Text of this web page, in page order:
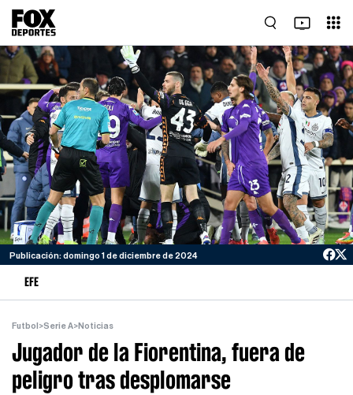
Publicación: domingo 1 de diciembre de 2024
EFE
Futbol >Serie A>Noticias
Jugador de la Fiorentina, fuera de
peligro tras desplomarse